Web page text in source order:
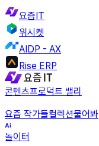
요즘IT
위시켓
AIDP - AX
Rise ERP
콘텐츠프로덕트 밸리
요즘 작가들컬렉션물어봐
놀이터